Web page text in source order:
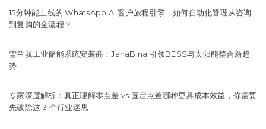
15分钟能上线的 WhatsApp AI 客户旅程引擎，如何自动化管理从咨询
到复购的全流程？
雪兰莪工业储能系统安装商：JanaBina 引领BESS与太阳能整合新趋
势
专家深度解析：真正理解零点差 vs 固定点差哪种更具成本效益，你需要
先破除这 3 个行业迷思